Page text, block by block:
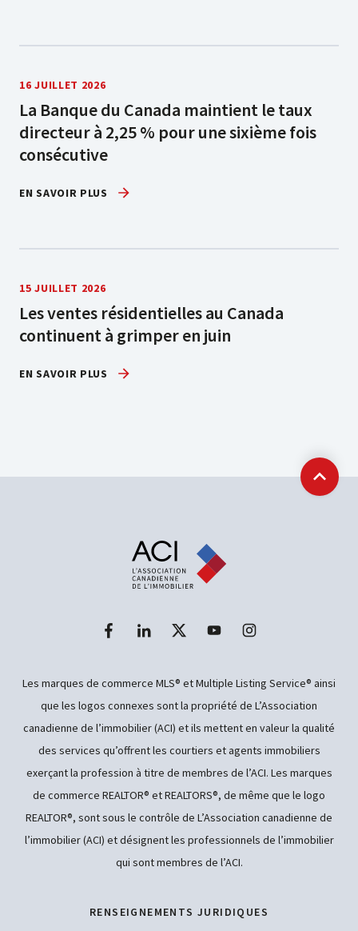
16 JUILLET 2026
La Banque du Canada maintient le taux
directeur à 2,25 % pour une sixième fois
consécutive
EN SAVOIR PLUS
15 JUILLET 2026
Les ventes résidentielles au Canada
continuent à grimper en juin
EN SAVOIR PLUS
RENSEIGNEMENTS JURIDIQUES
Les marques de commerce MLS® et Multiple Listing Service® ainsi
que les logos connexes sont la propriété de L’Association
canadienne de l’immobilier (ACI) et ils mettent en valeur la qualité
des services qu’offrent les courtiers et agents immobiliers
exerçant la profession à titre de membres de l’ACI. Les marques
de commerce REALTOR® et REALTORS®, de même que le logo
REALTOR®, sont sous le contrôle de L’Association canadienne de
l’immobilier (ACI) et désignent les professionnels de l’immobilier
qui sont membres de l’ACI.